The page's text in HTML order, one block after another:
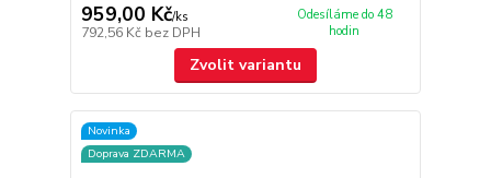
959,00 Kč/ks
792,56 Kč bez DPH
Odesíláme do 48
hodin
Zvolit variantu
Novinka
Doprava ZDARMA